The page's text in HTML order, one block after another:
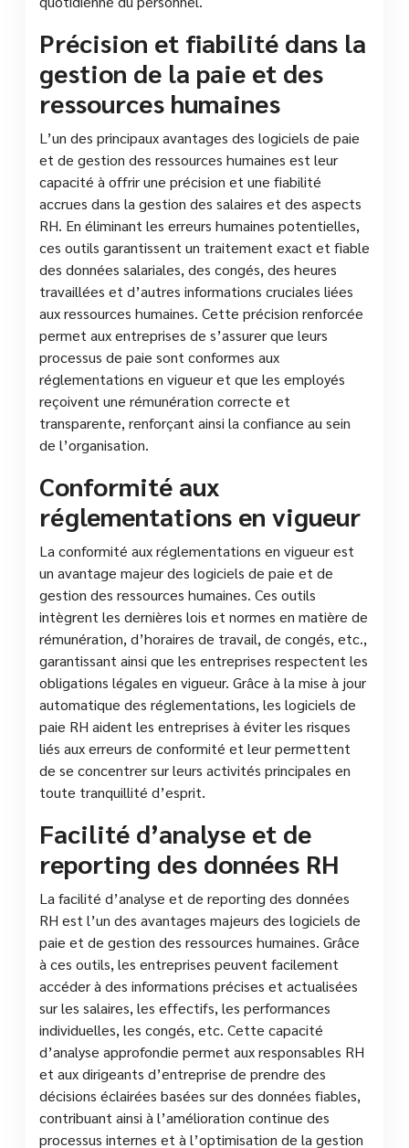
Précision et fiabilité dans la
gestion de la paie et des
ressources humaines
L’un des principaux avantages des logiciels de paie
et de gestion des ressources humaines est leur
capacité à offrir une précision et une fiabilité
accrues dans la gestion des salaires et des aspects
RH. En éliminant les erreurs humaines potentielles,
ces outils garantissent un traitement exact et fiable
des données salariales, des congés, des heures
travaillées et d’autres informations cruciales liées
aux ressources humaines. Cette précision renforcée
permet aux entreprises de s’assurer que leurs
processus de paie sont conformes aux
réglementations en vigueur et que les employés
reçoivent une rémunération correcte et
transparente, renforçant ainsi la confiance au sein
de l’organisation.
Conformité aux
réglementations en vigueur
La conformité aux réglementations en vigueur est
un avantage majeur des logiciels de paie et de
gestion des ressources humaines. Ces outils
intègrent les dernières lois et normes en matière de
rémunération, d’horaires de travail, de congés, etc.,
garantissant ainsi que les entreprises respectent les
obligations légales en vigueur. Grâce à la mise à jour
automatique des réglementations, les logiciels de
paie RH aident les entreprises à éviter les risques
liés aux erreurs de conformité et leur permettent
de se concentrer sur leurs activités principales en
toute tranquillité d’esprit.
Facilité d’analyse et de
reporting des données RH
La facilité d’analyse et de reporting des données
RH est l’un des avantages majeurs des logiciels de
paie et de gestion des ressources humaines. Grâce
à ces outils, les entreprises peuvent facilement
accéder à des informations précises et actualisées
sur les salaires, les effectifs, les performances
individuelles, les congés, etc. Cette capacité
d’analyse approfondie permet aux responsables RH
et aux dirigeants d’entreprise de prendre des
décisions éclairées basées sur des données fiables,
contribuant ainsi à l’amélioration continue des
processus internes et à l’optimisation de la gestion